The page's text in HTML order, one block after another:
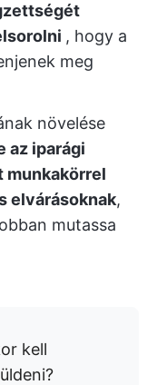
, hogy a
meg
növelése
az iparági
munkakörrel
elvárásoknak,
mutassa
kell